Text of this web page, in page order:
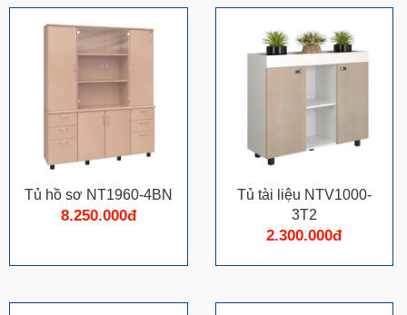
Tủ hồ sơ NT1960-4BN
8.250.000đ
Tủ tài liệu NTV1000-
3T2
2.300.000đ